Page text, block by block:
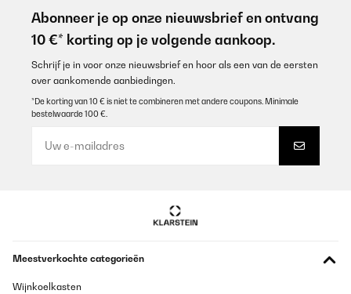
Abonneer je op onze nieuwsbrief en ontvang
10 €* korting op je volgende aankoop.
Schrijf je in voor onze nieuwsbrief en hoor als een van de eersten
over aankomende aanbiedingen.
*De korting van 10 € is niet te combineren met andere coupons. Minimale
bestelwaarde 100 €.
Meestverkochte categorieën
Wijnkoelkasten